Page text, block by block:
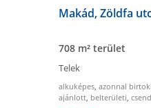
Makád, Zöldfa
708 m² terület
Telek
alkuképes, azonnal
ajánlott, belterületi,